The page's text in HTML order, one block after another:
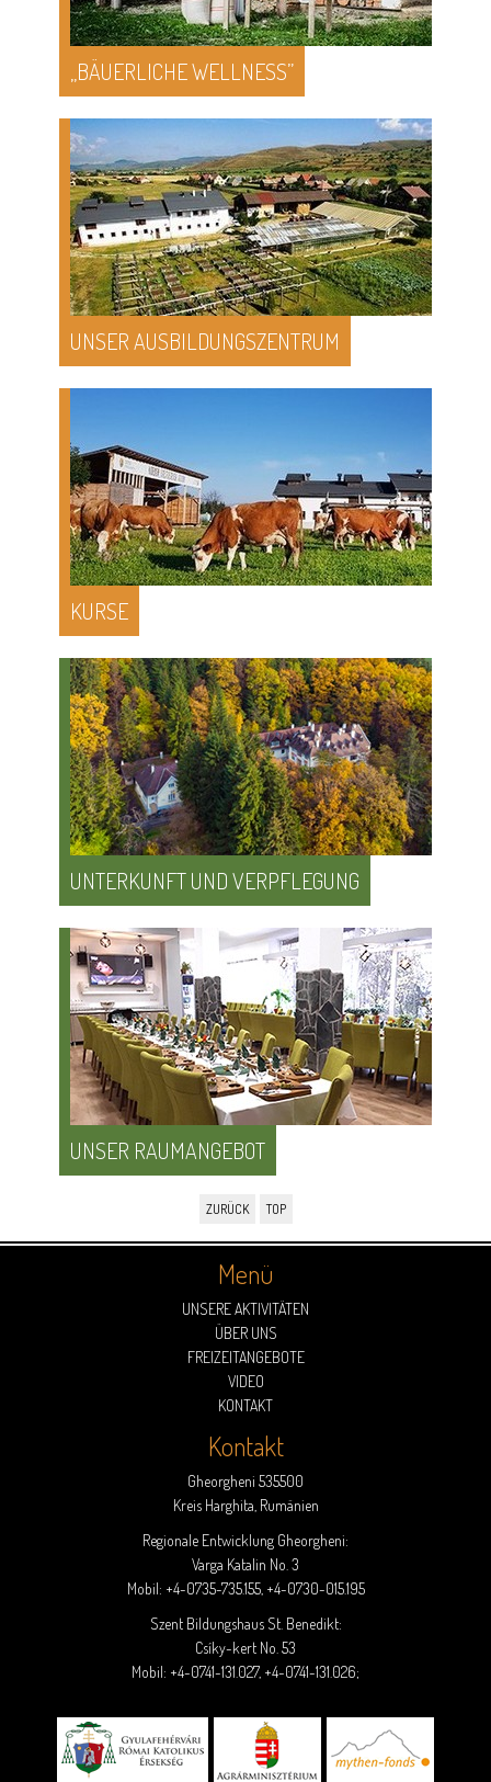
„BÄUERLICHE WELLNESS”
UNSER AUSBILDUNGSZENTRUM
KURSE
UNTERKUNFT UND VERPFLEGUNG
UNSER RAUMANGEBOT
ZURÜCK TOP
Menü
UNSERE AKTIVITÄTEN
ÜBER UNS
FREIZEITANGEBOTE
VIDEO
KONTAKT
Kontakt
Gheorgheni 535500
Kreis Harghita, Rumänien
Regionale Entwicklung Gheorgheni:
Varga Katalin No. 3
Mobil: +4-0735-735.155, +4-0730-015.195
Szent Bildungshaus St. Benedikt:
Csíky-kert No. 53
Mobil: +4-0741-131.027, +4-0741-131.026;